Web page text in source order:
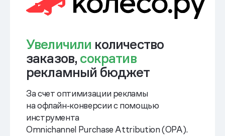
Увеличили количество
заказов, сократив
рекламный бюджет
За счет оптимизации рекламы
на офлайн‑конверсии с помощью
инструмента
Omnichannel Purchase Attribution (OPA).